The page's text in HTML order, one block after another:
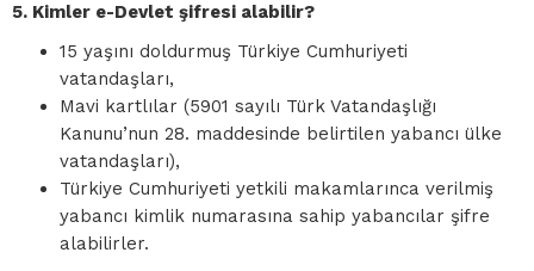
5. Kimler e-Devlet şifresi alabilir?
15 yaşını doldurmuş Türkiye Cumhuriyeti
vatandaşları,
Mavi kartlılar (5901 sayılı Türk Vatandaşlığı
Kanunu’nun 28. maddesinde belirtilen yabancı ülke
vatandaşları),
Türkiye Cumhuriyeti yetkili makamlarınca verilmiş
yabancı kimlik numarasına sahip yabancılar şifre
alabilirler.